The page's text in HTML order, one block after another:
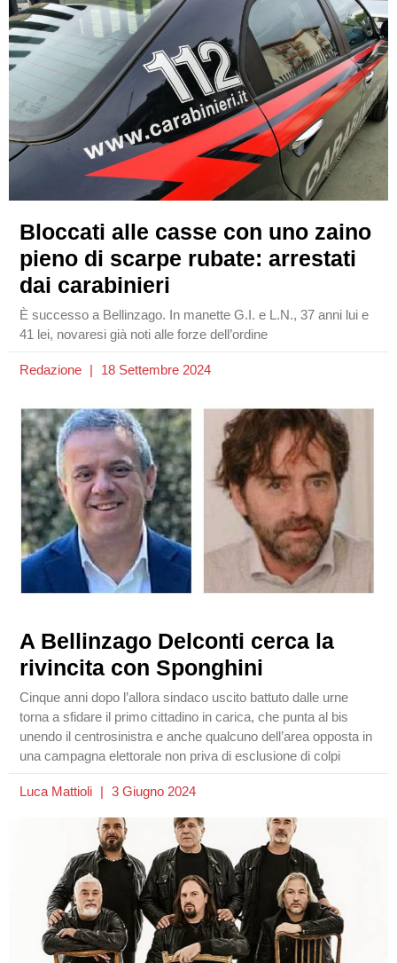
Bloccati alle casse con uno zaino
pieno di scarpe rubate: arrestati
dai carabinieri
È successo a Bellinzago. In manette G.I. e L.N., 37 anni lui e
41 lei, novaresi già noti alle forze dell’ordine
Redazione 18 Settembre 2024
A Bellinzago Delconti cerca la
rivincita con Sponghini
Cinque anni dopo l’allora sindaco uscito battuto dalle urne
torna a sfidare il primo cittadino in carica, che punta al bis
unendo il centrosinistra e anche qualcuno dell’area opposta in
una campagna elettorale non priva di esclusione di colpi
Luca Mattioli 3 Giugno 2024